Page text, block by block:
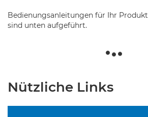
Bedienungsanleitungen für Ihr
sind unten aufgeführt.
Nützliche Links